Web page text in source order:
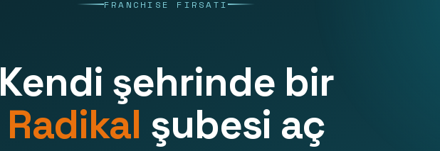
FRANCHISE FIRSATI
Kendi şehrinde bir
Radikal şubesi aç